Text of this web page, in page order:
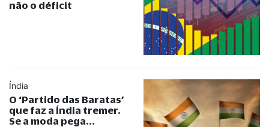
não o déficit
Índia
O ‘Partido das Baratas’
que faz a Índia tremer.
Se a moda pega…